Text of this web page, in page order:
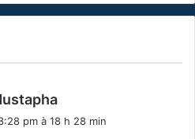
pm à 18 h 28 min